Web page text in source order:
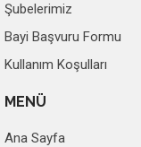
Şubelerimiz
Bayi Başvuru Formu
Kullanım Koşulları
MENÜ
Ana Sayfa